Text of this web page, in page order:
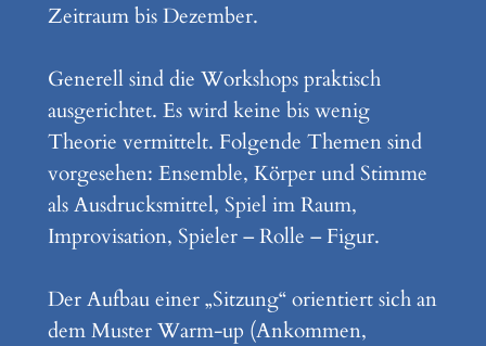
Zeitraum bis Dezember.
Generell sind die Workshops praktisch
ausgerichtet. Es wird keine bis wenig
Theorie vermittelt. Folgende Themen sind
vorgesehen: Ensemble, Körper und Stimme
als Ausdrucksmittel, Spiel im Raum,
Improvisation, Spieler – Rolle – Figur.
Der Aufbau einer „Sitzung“ orientiert sich an
dem Muster Warm-up (Ankommen,